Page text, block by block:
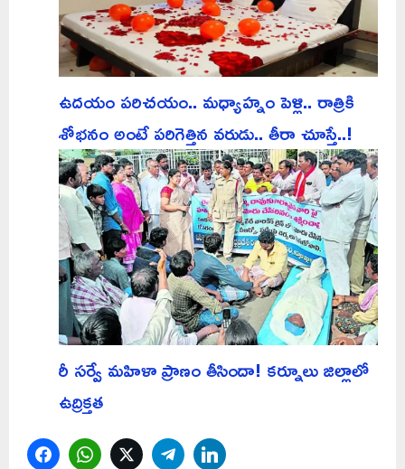
ఉదయం పరిచయం.. మధ్యాహ్నం పెళ్లి.. రాత్రికి
శోభనం అంటే పరిగెత్తిన వరుడు.. తీరా చూస్తే..!
రీ సర్వే మహిళా ప్రాణం తీసిందా! కర్నూలు జిల్లాలో
ఉద్రిక్తత
FacebookWhatsAppTwitterTelegram